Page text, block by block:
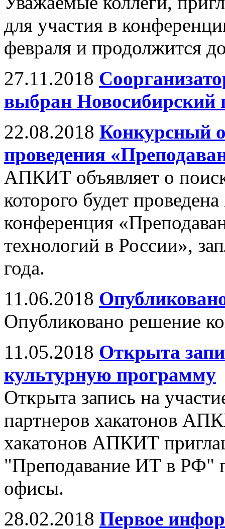
для участия в
февраля и продолжится
27.11.2018
выбран Новосибирский
22.08.2018 Конкурсный
проведения
АПКИТ объявляет о
которого будет
конференция
технологий в России»,
года.
11.06.2018
Опубликовано решение
11.05.2018 Открыта
культурную программу
Открыта запись на
партнеров хакатонов
хакатонов АПКИТ
"Преподавание ИТ в РФ"
офисы.
28.02.2018 Первое